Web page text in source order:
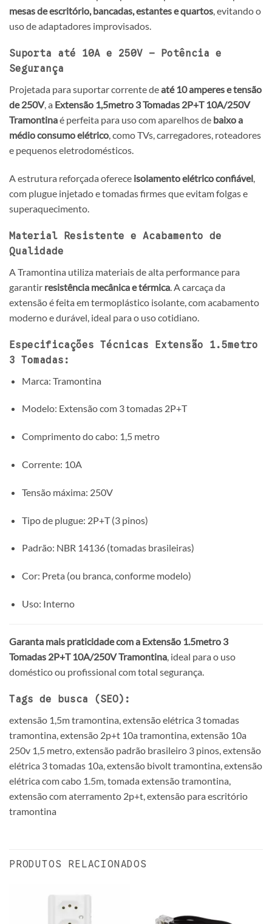
mesas de escritório, bancadas, estantes e quartos, evitando o
uso de adaptadores improvisados.
Suporta até 10A e 250V – Potência e
Segurança
Projetada para suportar corrente deaté 10 amperes e tensão
de 250V, a Extensão 1,5metro 3 Tomadas 2P+T 10A/250V
Tramontinaé perfeita para uso com aparelhos de baixo a
médio consumo elétrico, como TVs, carregadores, roteadores
e pequenos eletrodomésticos.
A estrutura reforçada oferece isolamento elétrico confiável,
com plugue injetado e tomadas firmes que evitam folgas e
superaquecimento.
Material Resistente e Acabamento de
Qualidade
A Tramontina utiliza materiais de alta performance para
garantir resistência mecânica e térmica. A carcaça da
extensão é feita em termoplástico isolante, com acabamento
moderno e durável, ideal para o uso cotidiano.
Especificações Técnicas Extensão 1.5metro
3 Tomadas:
Marca: Tramontina
Modelo: Extensão com 3 tomadas 2P+T
Comprimento do cabo: 1,5 metro
Corrente: 10A
Tensão máxima: 250V
Tipo de plugue: 2P+T (3 pinos)
Padrão: NBR 14136 (tomadas brasileiras)
Cor: Preta (ou branca, conforme modelo)
Uso: Interno
Garanta mais praticidade com a Extensão 1.5metro 3
Tomadas 2P+T 10A/250V Tramontina, ideal para o uso
doméstico ou profissional com total segurança.
Tags de busca (SEO):
extensão 1,5m tramontina, extensão elétrica 3 tomadas
tramontina, extensão 2p+t 10a tramontina, extensão 10a
250v 1,5 metro, extensão padrão brasileiro 3 pinos, extensão
elétrica 3 tomadas 10a, extensão bivolt tramontina, extensão
elétrica com cabo 1.5m, tomada extensão tramontina,
extensão com aterramento 2p+t, extensão para escritório
tramontina
PRODUTOS RELACIONADOS